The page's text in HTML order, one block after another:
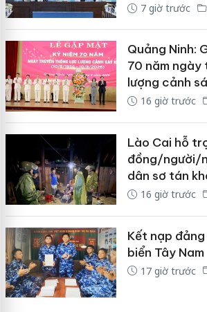
7 giờ trước
Quảng Ninh:
70 năm
lượng cảnh
16 giờ trước
Lào Cai hỗ
đồng/người/
dân sơ tán
16 giờ trước
Kết nạp
biển Tây Nam
17 giờ trước